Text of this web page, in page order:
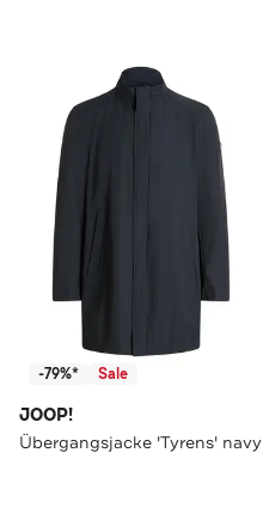
-79%* Sale
JOOP!
Übergangsjacke 'Tyrens' navy